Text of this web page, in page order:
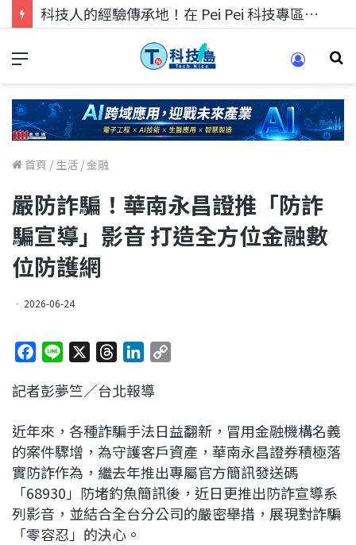
科技人找工作，就到TECH+ 科技專區!
首頁 / 生活 /金融
嚴防詐騙！華南永昌證推「防詐
騙宣導」影音 打造全方位金融數
位防護網
2026-06-24
c
b
o
o
k
n
r
a
d
s
n
e
d
I
n
L
i
n
k
記者彭夢竺／台北報導
近年來，各種詐騙手法日益翻新，冒用金融機構名義
的案件驟增，為守護客戶資產，華南永昌證券積極落
實防詐作為，繼去年推出專屬官方簡訊發送碼
「68930」防堵釣魚簡訊後，近日更推出防詐宣導系
列影音，並結合全台分公司的嚴密舉措，展現對詐騙
「零容忍」的決心。